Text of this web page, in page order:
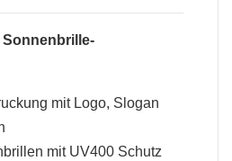
Sonnenbrille-
mit Logo, Slogan
mit UV400 Schutz